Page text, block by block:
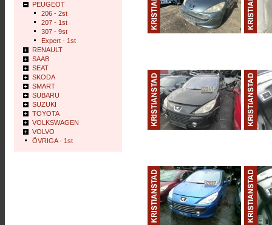
PEUGEOT
206 - 2st
207 - 1st
307 - 9st
Expert - 1st
RENAULT
SAAB
SEAT
SKODA
SMART
SUBARU
SUZUKI
TOYOTA
VOLKSWAGEN
VOLVO
ÖVRIGA - 1st